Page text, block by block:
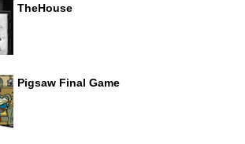
TheHouse
Pigsaw Final Game